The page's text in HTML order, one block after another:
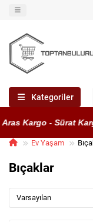
Kategoriler
Kargo - Sürat
Ev Yaşam
Bıçaklar